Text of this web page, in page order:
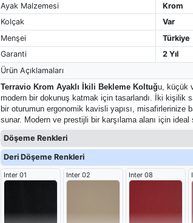
Ayak Malzemesi
Krom
Kolçak
Var
Menşei
Türkiye
Garanti
2 Yıl
Ürün Açıklamaları
Terravio Krom Ayaklı İkili Bekleme Koltuğu, küçük
modern bir dokunuş katmak için tasarlandı. İki kişilik
bir oturumun ergonomik kavisli yapısı, misafirlerinize
sunar. Modern ve prestijli bir karşılama alanı için ideal
Döşeme Renkleri
Deri Döşeme Renkleri
Inter 01 Inter 02 Inter 08